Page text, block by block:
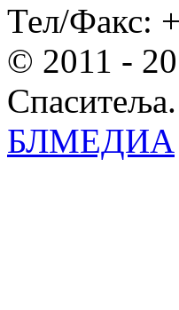
Тел/Факс:
© 2011 -
БЛМЕДИА